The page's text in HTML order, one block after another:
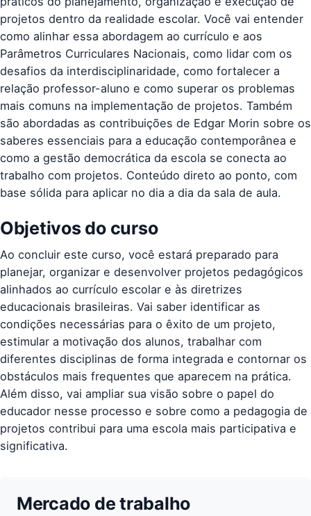
projetos dentro da realidade escolar. Você vai entender
como alinhar essa abordagem ao currículo e aos
Parâmetros Curriculares Nacionais, como lidar com os
desafios da interdisciplinaridade, como fortalecer a
relação professor-aluno e como superar os problemas
mais comuns na implementação de projetos. Também
são abordadas as contribuições de Edgar Morin sobre os
saberes essenciais para a educação contemporânea e
como a gestão democrática da escola se conecta ao
trabalho com projetos. Conteúdo direto ao ponto, com
base sólida para aplicar no dia a dia da sala de aula.
Objetivos do curso
Ao concluir este curso, você estará preparado para
planejar, organizar e desenvolver projetos pedagógicos
alinhados ao currículo escolar e às diretrizes
educacionais brasileiras. Vai saber identificar as
condições necessárias para o êxito de um projeto,
estimular a motivação dos alunos, trabalhar com
diferentes disciplinas de forma integrada e contornar os
obstáculos mais frequentes que aparecem na prática.
Além disso, vai ampliar sua visão sobre o papel do
educador nesse processo e sobre como a pedagogia de
projetos contribui para uma escola mais participativa e
significativa.
Mercado de trabalho